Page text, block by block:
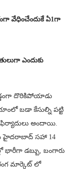
వేధించేందుకే ఏ1గా
ఎందుకు
అడ్డంగా దొరికిపోయాడు
బడా కేసుల్ని పట్టి
ఫిర్యాదులు అందాయి.
హైదరాబాద్ సహా 14
భారీగా డబ్బు, బంగారు
మార్కెట్ లో